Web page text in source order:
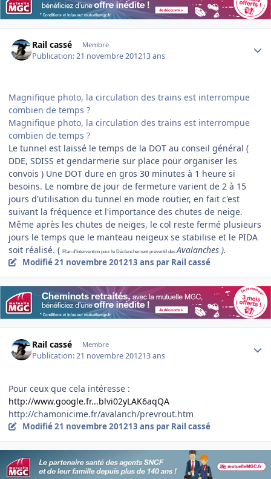
Rail cassé Membre
Publication:21 novembre 201213 ans
Magnifique photo, la circulation des trains est interrompue
combien de temps ?
Magnifique photo, la circulation des trains est interrompue
combien de temps ?
Le tunnel est laissé le temps de la DOT au conseil général (
DDE, SDISS et gendarmerie sur place pour organiser les
convois ) Une DOT dure en gros 30 minutes à 1 heure si
besoins. Le nombre de jour de fermeture varient de 2 à 15
jours d'utilisation du tunnel en mode routier, en fait c'est
suivant la fréquence et l'importance des chutes de neige.
Même après les chutes de neiges, le col reste fermé plusieurs
jours le temps que le manteau neigeux se stabilise et le PIDA
soit réalisé. ( Plan d'Intervention pour le Déclenchement préventif des Avalanches ).
Modifié21 novembre 201213 ans par Rail cassé
Rail cassé Membre
Publication:21 novembre 201213 ans
Pour ceux que cela intéresse :
http://www.google.fr...blvi02yLAK6aqQA
http://chamonicime.fr/avalanch/prevrout.htm
Modifié21 novembre 201213 ans par Rail cassé